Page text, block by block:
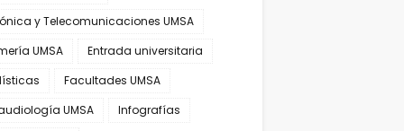
y Telecomunicaciones UMSA
UMSA
Entrada universitaria
Facultades UMSA
UMSA
Infografías